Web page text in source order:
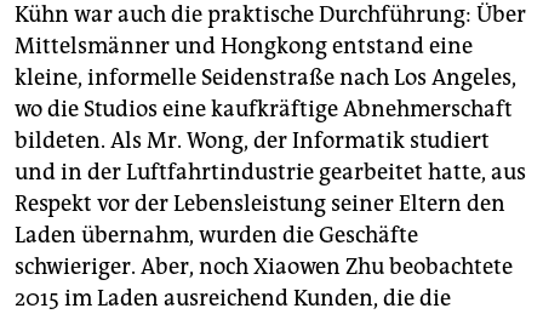
Kühn war auch die praktische Durchführung: Über
Mittelsmänner und Hongkong entstand eine
kleine, informelle Seidenstraße nach Los Angeles,
wo die Studios eine kaufkräftige Abnehmerschaft
bildeten. Als Mr. Wong, der Informatik studiert
und in der Luftfahrtindustrie gearbeitet hatte, aus
Respekt vor der Lebensleistung seiner Eltern den
Laden übernahm, wurden die Geschäfte
schwieriger. Aber, noch Xiaowen Zhu beobachtete
2015 im Laden ausreichend Kunden, die die